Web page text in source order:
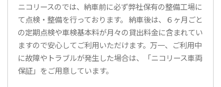
ニコリースのでは、納車前に必ず弊社保有の整備工場に
て点検・整備を行っております。 納車後は、６ヶ月ごと
の定期点検や車検基本料が月々の貸出料金に含まれてい
ますので安心してご利用いただけます。万一、ご利用中
に故障やトラブルが発生した場合は、「ニコリース車両
保証」をご用意しています。